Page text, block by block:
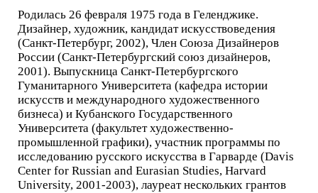
Родилась 26 февраля 1975 года в Геленджике.
Дизайнер, художник, кандидат искусствоведения
(Санкт-Петербург, 2002), Член Союза Дизайнеров
России (Санкт-Петербургский союз дизайнеров,
2001). Выпускница Санкт-Петербургского
Гуманитарного Университета (кафедра истории
искусств и международного художественного
бизнеса) и Кубанского Государственного
Университета (факультет художественно-
промышленной графики), участник программы по
исследованию русского искусства в Гарварде (Davis
Center for Russian and Eurasian Studies, Harvard
University, 2001-2003), лауреат нескольких грантов